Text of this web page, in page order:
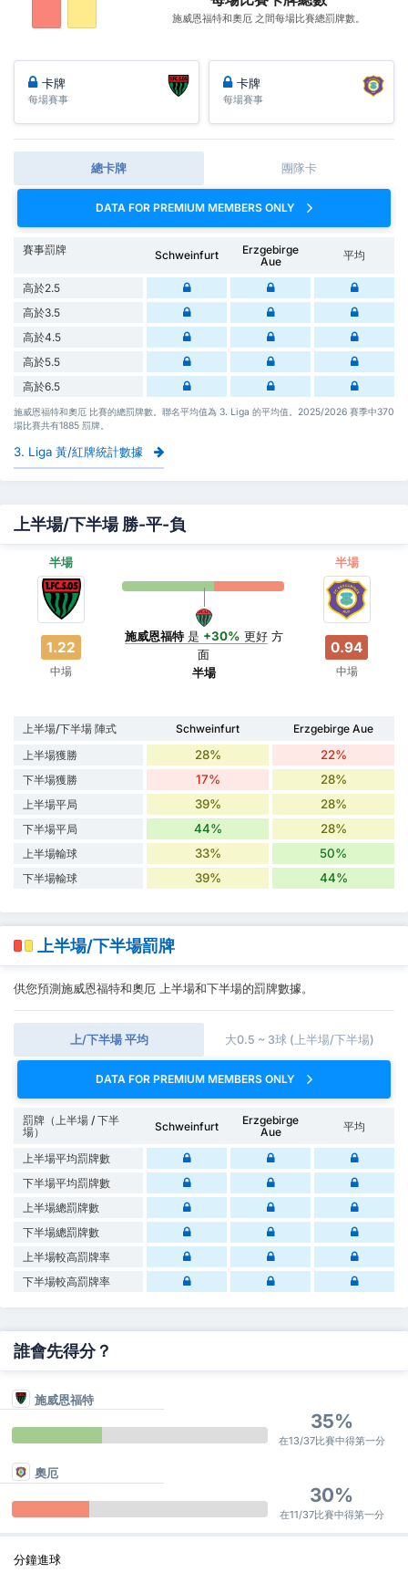
施威恩福特和奧厄 之間每場比賽總罰牌數。
卡牌
每場賽事
卡牌
每場賽事
總卡牌 團隊卡
DATA FOR PREMIUM MEMBERS ONLY
賽事罰牌 Schweinfurt
Erzgebirge
Aue
平均
高於2.5
高於3.5
高於4.5
高於5.5
高於6.5
施威恩福特和奧厄 比賽的總罰牌數。聯名平均值為 3. Liga 的平均值。2025/2026 賽季中370
場比賽共有1885 罰牌。
3. Liga 黃/紅牌統計數據
上半場/下半場 勝-平-負
半場 半場
1.22
中場
施威恩福特是 +30% 更好方
面
半場
0.94
中場
上半場/下半場 陣式 Schweinfurt
Erzgebirge Aue
上半場獲勝
28% 22%
下半場獲勝 17% 28%
上半場平局 39% 28%
下半場平局 44% 28%
上半場輸球 33% 50%
下半場輸球 39% 44%
上半場/下半場罰牌
供您預測施威恩福特和奧厄 上半場和下半場的罰牌數據。
上/下半場 平均 大0.5 ~ 3球 (上半場/下半場)
DATA FOR PREMIUM MEMBERS ONLY
罰牌（上半場 / 下半
場）
Schweinfurt
Erzgebirge
Aue
平均
上半場平均罰牌數
下半場平均罰牌數
上半場總罰牌數
下半場總罰牌數
上半場較高罰牌率
下半場較高罰牌率
誰會先得分？
施威恩福特
35%
在13/37比賽中得第一分
奧厄
30%
在11/37比賽中得第一分
分鐘進球